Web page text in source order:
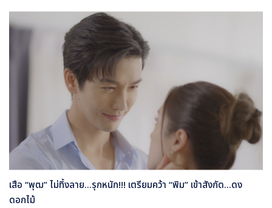
เสือ “พุฒ” ไม่ทิ้งลาย...รุกหนัก!!! เตรียมคว้า “พิม” เข้าสังกัด...ดง
ดอกไม้